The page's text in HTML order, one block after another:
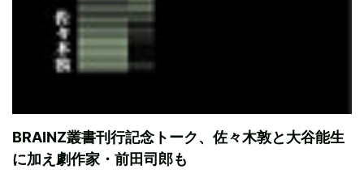
BRAINZ叢書刊行記念トーク、佐々木敦と大谷能生
に加え劇作家・前田司郎も